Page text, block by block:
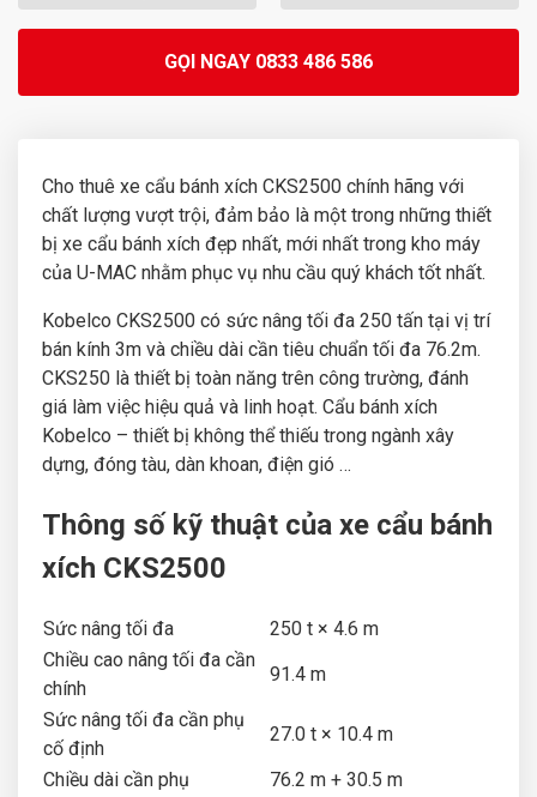
GỌI NGAY 0833 486 586
Cho thuê xe cẩu bánh xích CKS2500 chính hãng với
chất lượng vượt trội, đảm bảo là một trong những thiết
bị xe cẩu bánh xích đẹp nhất, mới nhất trong kho máy
của U-MAC nhằm phục vụ nhu cầu quý khách tốt nhất.
Kobelco CKS2500 có sức nâng tối đa 250 tấn tại vị trí
bán kính 3m và chiều dài cần tiêu chuẩn tối đa 76.2m.
CKS250 là thiết bị toàn năng trên công trường, đánh
giá làm việc hiệu quả và linh hoạt. Cẩu bánh xích
Kobelco – thiết bị không thể thiếu trong ngành xây
dựng, đóng tàu, dàn khoan, điện gió …
Thông số kỹ thuật của xe cẩu bánh
xích CKS2500
Sức nâng tối đa
250 t × 4.6 m
Chiều cao nâng tối đa cần
chính
91.4 m
Sức nâng tối đa cần phụ
cố định
27.0 t × 10.4 m
Chiều dài cần phụ
76.2 m + 30.5 m